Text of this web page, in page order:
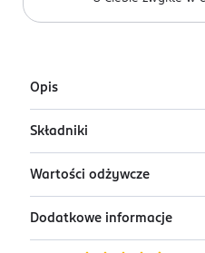
Opis
Napój truskawkowy
Coco
Składniki
Woda, sok truskawkowy
nata de coco
cukier, regulator
substancja stabilizująca:
Wartości odżywcze
Wartość Odżywcza
Dodatkowe informacje